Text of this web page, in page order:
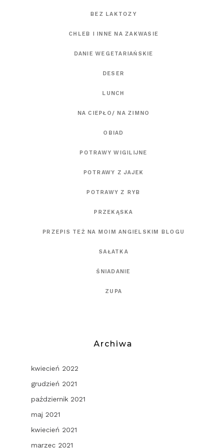
BEZ LAKTOZY
CHLEB I INNE NA ZAKWASIE
DANIE WEGETARIAŃSKIE
DESER
LUNCH
NA CIEPŁO/ NA ZIMNO
OBIAD
POTRAWY WIGILIJNE
POTRAWY Z JAJEK
POTRAWY Z RYB
PRZEKĄSKA
PRZEPIS TEŻ NA MOIM ANGIELSKIM BLOGU
SAŁATKA
ŚNIADANIE
ZUPA
Archiwa
kwiecień 2022
grudzień 2021
październik 2021
maj 2021
kwiecień 2021
marzec 2021